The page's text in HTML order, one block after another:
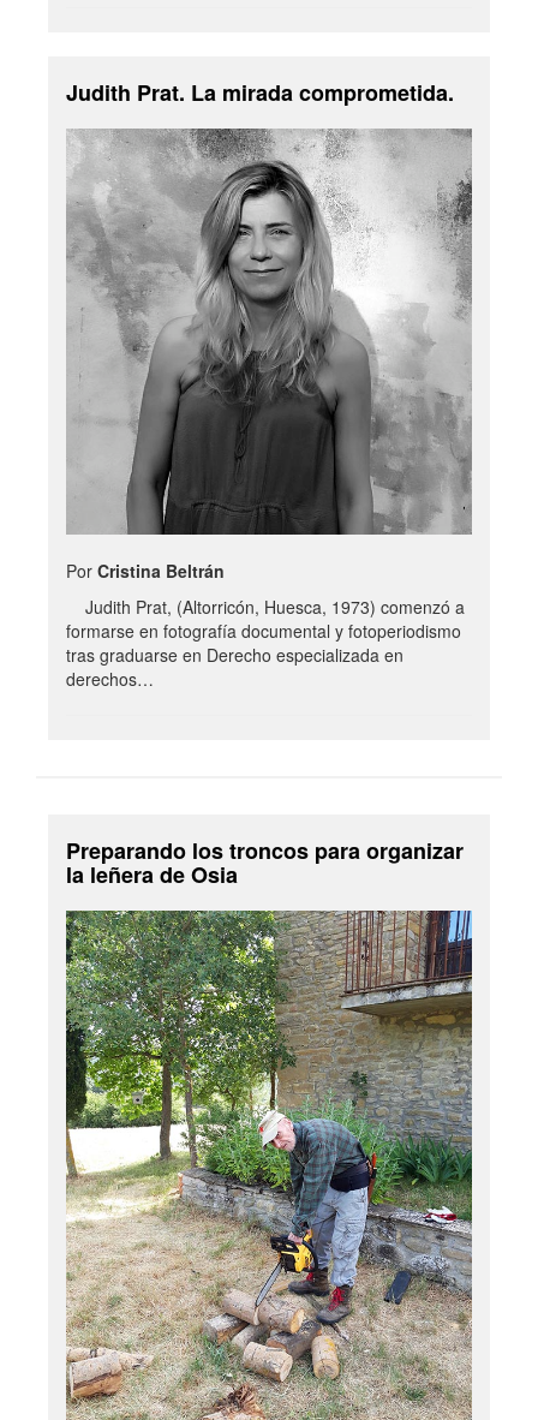
Judith Prat. La mirada comprometida.
Por Cristina Beltrán
Judith Prat, (Altorricón, Huesca, 1973) comenzó a
formarse en fotografía documental y fotoperiodismo
tras graduarse en Derecho especializada en
derechos…
Preparando los troncos para organizar
la leñera de Osia